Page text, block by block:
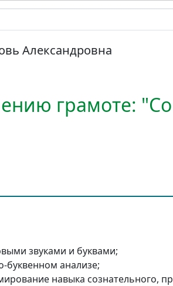
Александровна
грамоте:
звуками и буквами;
буквенном анализе;
навыка сознательного,